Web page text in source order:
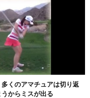
くのアマチュアは切り返
からミスが出る